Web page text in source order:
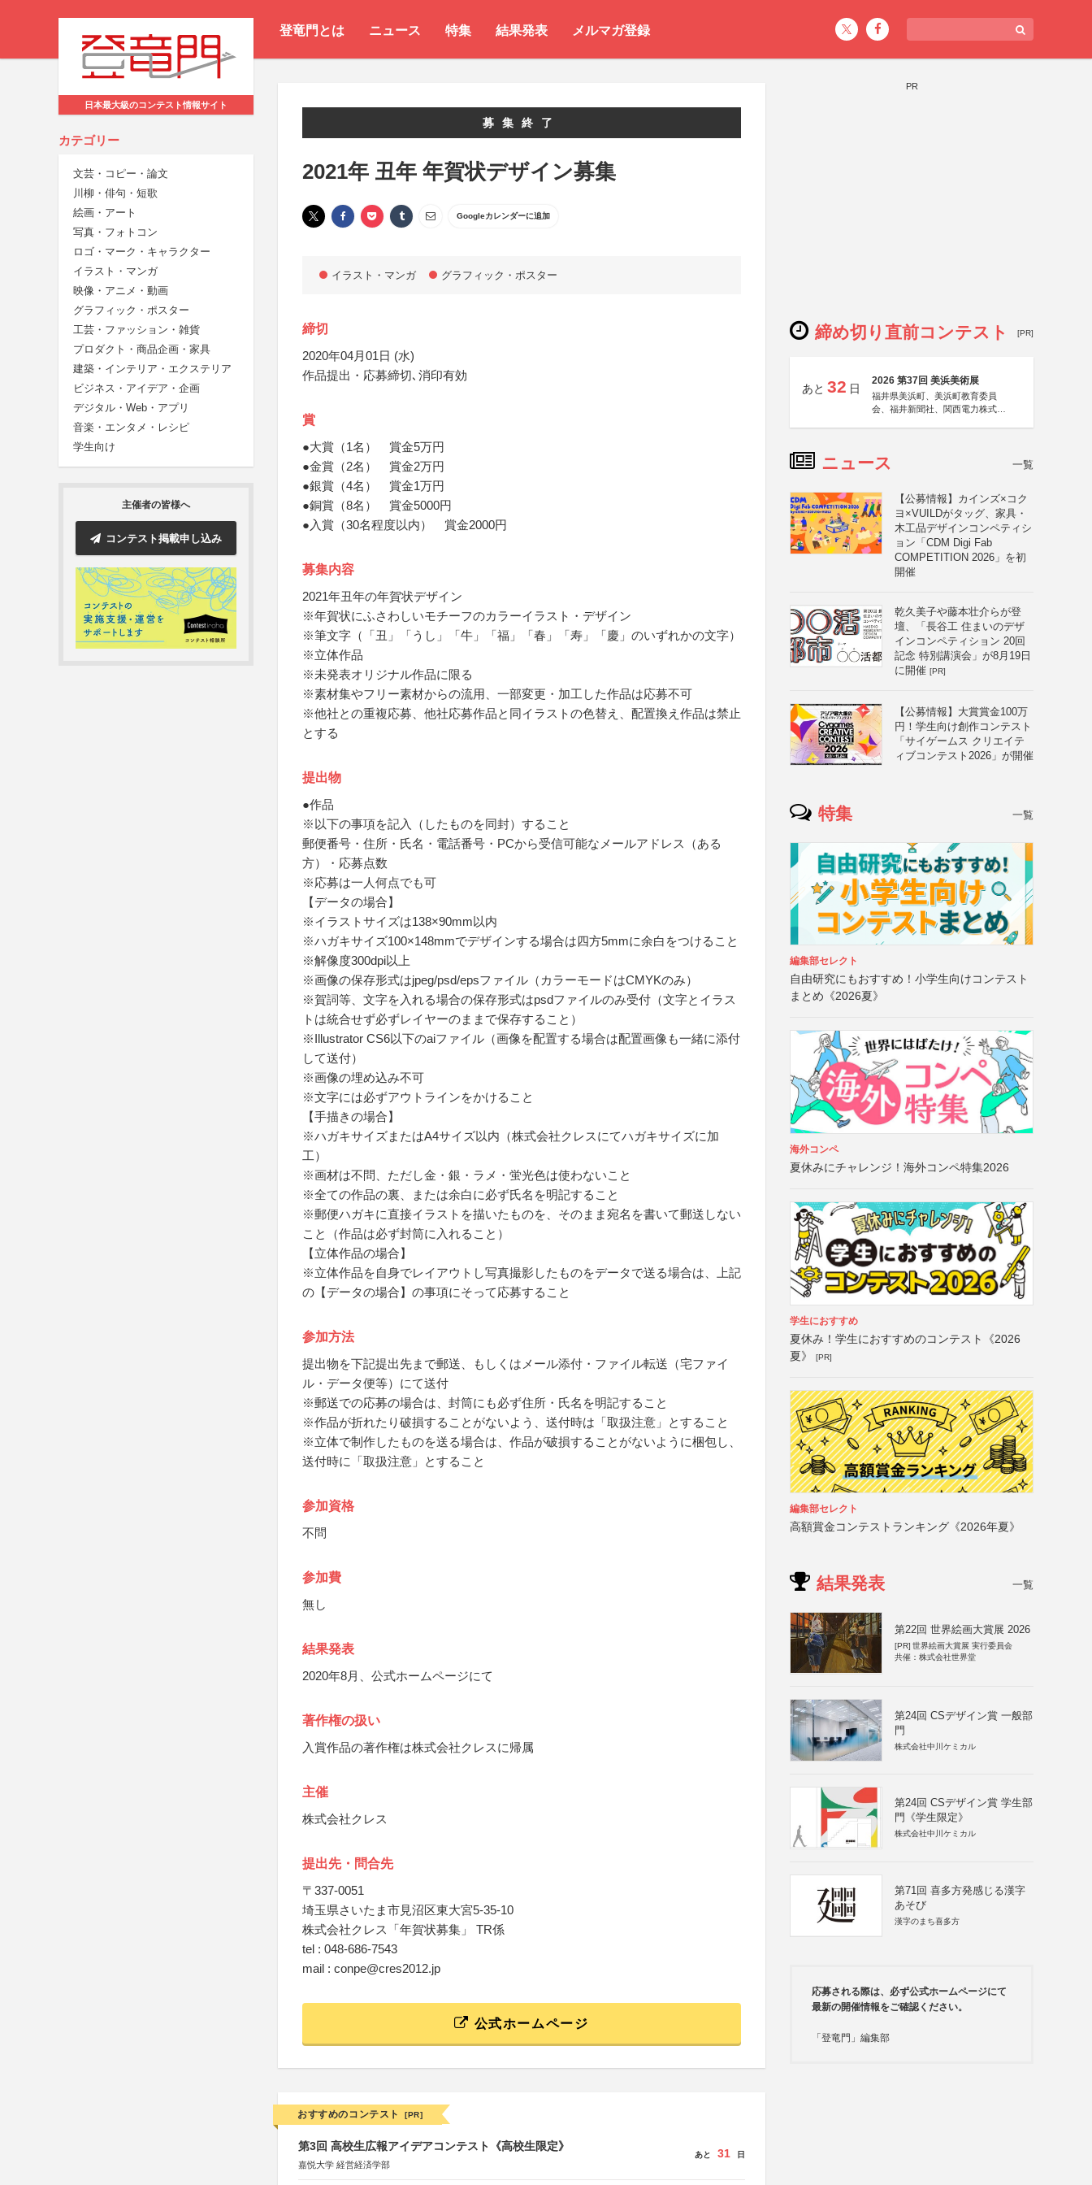
登竜門とは ニュース 特集 結果発表 メルマガ登録
日本最大級のコンテスト情報サイト
カテゴリー
文芸・コピー・論文
川柳・俳句・短歌
絵画・アート
写真・フォトコン
ロゴ・マーク・キャラクター
イラスト・マンガ
映像・アニメ・動画
グラフィック・ポスター
工芸・ファッション・雑貨
プロダクト・商品企画・家具
建築・インテリア・エクステリア
ビジネス・アイデア・企画
デジタル・Web・アプリ
音楽・エンタメ・レシピ
学生向け
主催者の皆様へ
コンテスト掲載申し込み
募集終了
2021年 丑年 年賀状デザイン募集
Googleカレンダーに追加
イラスト・マンガ グラフィック・ポスター
締切
2020年04月01日 (水)
作品提出・応募締切､消印有効
賞
●大賞（1名） 賞金5万円
●金賞（2名） 賞金2万円
●銀賞（4名） 賞金1万円
●銅賞（8名） 賞金5000円
●入賞（30名程度以内） 賞金2000円
募集内容
2021年丑年の年賀状デザイン
※年賀状にふさわしいモチーフのカラーイラスト・デザイン
※筆文字（「丑」「うし」「牛」「福」「春」「寿」「慶」のいずれかの文字）
※立体作品
※未発表オリジナル作品に限る
※素材集やフリー素材からの流用、一部変更・加工した作品は応募不可
※他社との重複応募、他社応募作品と同イラストの色替え、配置換え作品は禁止
とする
提出物
●作品
※以下の事項を記入（したものを同封）すること
郵便番号・住所・氏名・電話番号・PCから受信可能なメールアドレス（ある
方）・応募点数
※応募は一人何点でも可
【データの場合】
※イラストサイズは138×90mm以内
※ハガキサイズ100×148mmでデザインする場合は四方5mmに余白をつけること
※解像度300dpi以上
※画像の保存形式はjpeg/psd/epsファイル（カラーモードはCMYKのみ）
※賀詞等、文字を入れる場合の保存形式はpsdファイルのみ受付（文字とイラス
トは統合せず必ずレイヤーのままで保存すること）
※Illustrator CS6以下のaiファイル（画像を配置する場合は配置画像も一緒に添付
して送付）
※画像の埋め込み不可
※文字には必ずアウトラインをかけること
【手描きの場合】
※ハガキサイズまたはA4サイズ以内（株式会社クレスにてハガキサイズに加
工）
※画材は不問、ただし金・銀・ラメ・蛍光色は使わないこと
※全ての作品の裏、または余白に必ず氏名を明記すること
※郵便ハガキに直接イラストを描いたものを、そのまま宛名を書いて郵送しない
こと（作品は必ず封筒に入れること）
【立体作品の場合】
※立体作品を自身でレイアウトし写真撮影したものをデータで送る場合は、上記
の【データの場合】の事項にそって応募すること
参加方法
提出物を下記提出先まで郵送、もしくはメール添付・ファイル転送（宅ファイ
ル・データ便等）にて送付
※郵送での応募の場合は、封筒にも必ず住所・氏名を明記すること
※作品が折れたり破損することがないよう、送付時は「取扱注意」とすること
※立体で制作したものを送る場合は、作品が破損することがないように梱包し、
送付時に「取扱注意」とすること
参加資格
不問
参加費
無し
結果発表
2020年8月、公式ホームページにて
著作権の扱い
入賞作品の著作権は株式会社クレスに帰属
主催
株式会社クレス
提出先・問合先
〒337-0051
埼玉県さいたま市見沼区東大宮5-35-10
株式会社クレス「年賀状募集」 TR係
tel : 048-686-7543
mail : conpe@cres2012.jp
公式ホームページ
おすすめのコンテスト [PR]
第3回 高校生広報アイデアコンテスト《高校生限定》
嘉悦大学 経営経済学部
あと 31 日
PR
締め切り直前コンテスト [PR]
あと 32 日
2026 第37回 美浜美術展
福井県美浜町、美浜町教育委員
会、福井新聞社、関西電力株式会
ニュース 一覧
【公募情報】カインズ×コク
ヨ×VUILDがタッグ、家具・
木工品デザインコンペティシ
ョン「CDM Digi Fab
COMPETITION 2026」を初
開催
乾久美子や藤本壮介らが登
壇、「長谷工 住まいのデザ
インコンペティション 20回
記念 特別講演会」が8月19日
に開催 [PR]
【公募情報】大賞賞金100万
円！学生向け創作コンテスト
「サイゲームス クリエイテ
ィブコンテスト2026」が開催
特集 一覧
編集部セレクト
自由研究にもおすすめ！小学生向けコンテスト
まとめ《2026夏》
海外コンペ
夏休みにチャレンジ！海外コンペ特集2026
学生におすすめ
夏休み！学生におすすめのコンテスト《2026
夏》
[PR]
編集部セレクト
高額賞金コンテストランキング《2026年夏》
結果発表 一覧
第22回 世界絵画大賞展 2026
[PR] 世界絵画大賞展 実行委員会
共催：株式会社世界堂
第24回 CSデザイン賞 一般部
門
株式会社中川ケミカル
第24回 CSデザイン賞 学生部
門《学生限定》
株式会社中川ケミカル
第71回 喜多方発感じる漢字
あそび
漢字のまち喜多方
応募される際は、必ず公式ホームページにて
最新の開催情報をご確認ください。
「登竜門」編集部